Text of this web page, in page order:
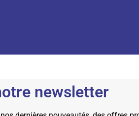
newsletter